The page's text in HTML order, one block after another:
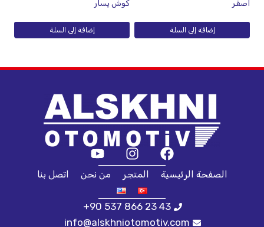
اصفر
إضافة إلى السلة
كوش يسار
إضافة إلى السلة
الصفحة الرئيسية المتجر من نحن اتصل بنا
+90 537 866 23 43
info@alskhniotomotiv.com